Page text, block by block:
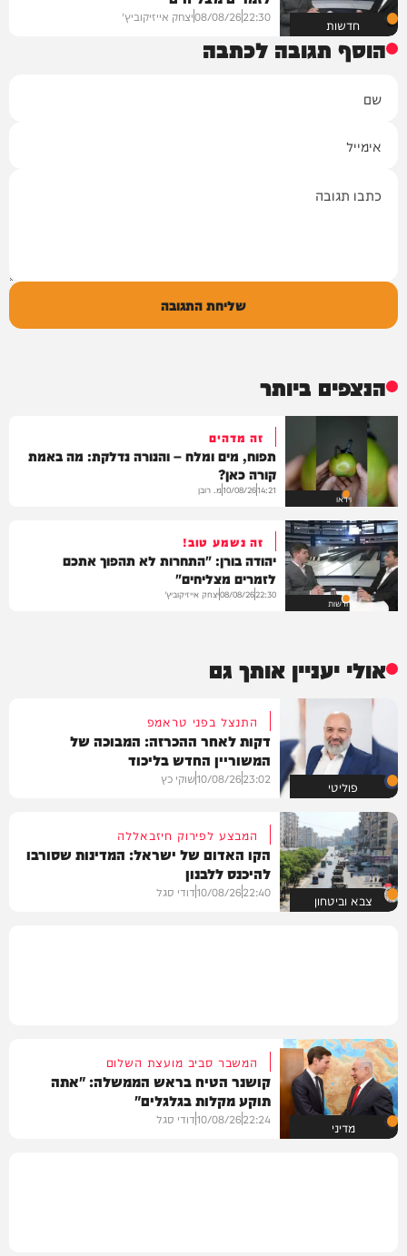
חדשות 22:30
08/08/26יצחק אייזיקוביץ'
הוסף תגובה לכתבה
שליחת התגובה
הנצפים ביותר
וידאו
זה מדהים
תפוח, מים ומלח – והנורה נדלקת: מה באמת
קורה כאן?
14:21
10/08/26מ. רובן
חדשות
זה נשמע טוב!
יהודה בורן: "התחרות לא תהפוך אתכם
לזמרים מצליחים"
22:30
08/08/26יצחק אייזיקוביץ'
אולי יעניין אותך גם
פוליטי
התנצל בפני טראמפ
דקות לאחר ההכרזה: המבוכה של
המשוריין החדש בליכוד
23:02
10/08/26שוקי כץ
צבא וביטחון
המבצע לפירוק חיזבאללה
הקו האדום של ישראל: המדינות שסורבו
להיכנס ללבנון
22:40
10/08/26דודי סגל
מדיני
המשבר סביב מועצת השלום
קושנר הטיח בראש הממשלה: "אתה
תוקע מקלות בגלגלים"
22:24
10/08/26דודי סגל